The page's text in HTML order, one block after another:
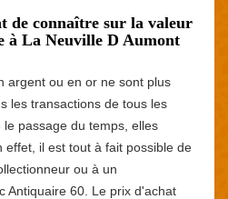
de connaître sur la valeur
à La Neuville D Aumont
argent ou en or ne sont plus
les transactions de tous les
passage du temps, elles
effet, il est tout à fait possible de
ou à un
Antiquaire 60. Le prix d'achat